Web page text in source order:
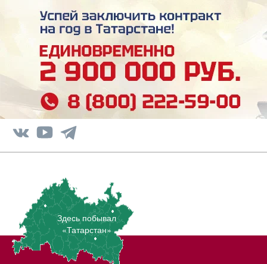
Здесь побывал
«Татарстан»